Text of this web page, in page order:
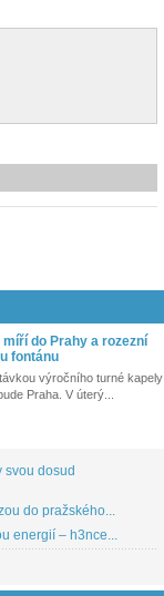
míří do Prahy a rozezní
fontánu
výročního turné kapely
Praha. V úterý...
svou dosud
do pražského...
energií – h3nce...